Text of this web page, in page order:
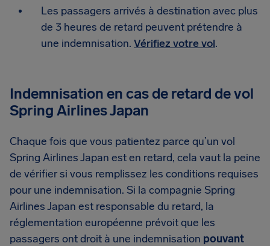
Les passagers arrivés à destination avec plus
de 3 heures de retard peuvent prétendre à
une indemnisation. Vérifiez votre vol.
Indemnisation en cas de retard de vol
Spring Airlines Japan
Chaque fois que vous patientez parce qu’un vol
Spring Airlines Japan est en retard, cela vaut la peine
de vérifier si vous remplissez les conditions requises
pour une indemnisation. Si la compagnie Spring
Airlines Japan est responsable du retard, la
réglementation européenne prévoit que les
passagers ont droit à une indemnisation pouvant